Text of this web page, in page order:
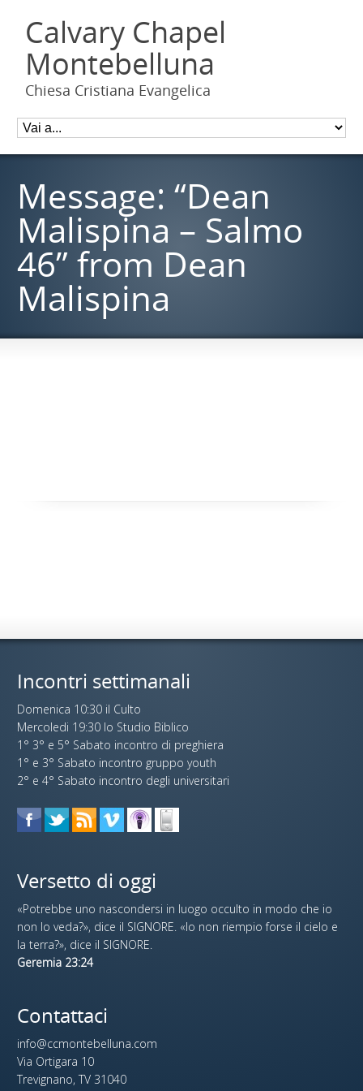
Calvary Chapel
Montebelluna
Chiesa Cristiana Evangelica
Message: “Dean
Malispina – Salmo
46” from Dean
Malispina
Incontri settimanali
Domenica 10:30 il Culto
Mercoledi 19:30 lo Studio Biblico
1° 3° e 5° Sabato incontro di preghiera
1° e 3° Sabato incontro gruppo youth
2° e 4° Sabato incontro degli universitari
Versetto di oggi
«Potrebbe uno nascondersi in luogo occulto in modo che io
non lo veda?», dice il SIGNORE. «Io non riempio forse il cielo e
la terra?», dice il SIGNORE.
Geremia 23:24
Contattaci
info@ccmontebelluna.com
Via Ortigara 10
Trevignano, TV 31040